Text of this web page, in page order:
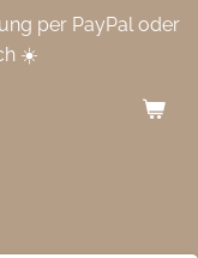
per PayPal oder
☀️